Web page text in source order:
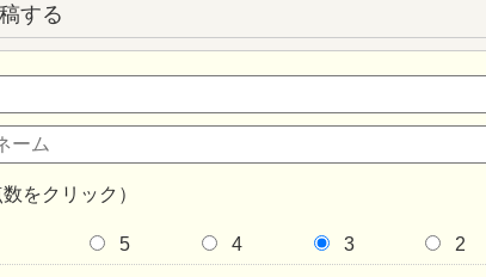
する
をクリック）
5 4 3 2